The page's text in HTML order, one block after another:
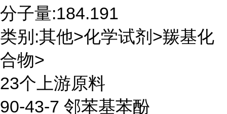
分子量:184.191
类别:其他>化学试剂>羰基化
合物>
23个上游原料
90-43-7 邻苯基苯酚